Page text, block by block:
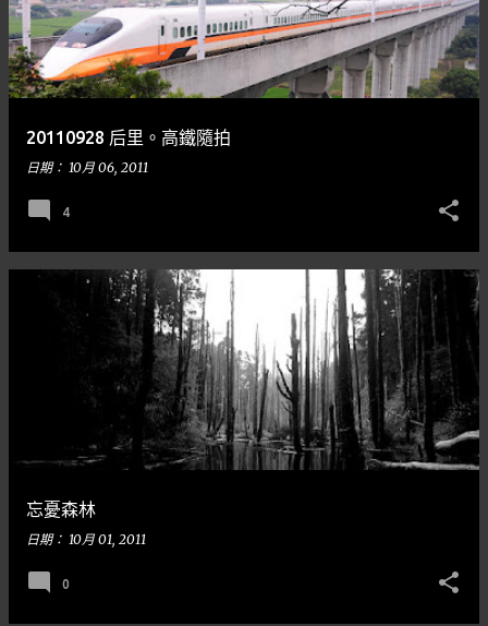
20110928 后里。高鐵隨拍
日期： 10月 06, 2011
4
忘憂森林
日期： 10月 01, 2011
0